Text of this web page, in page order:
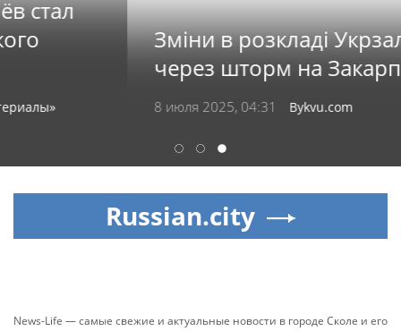
Зміни в розкладі Укрзалізниці
через шторм на Закарпатті
8 июля 2025, 04:31 Bykvu.com
1 2 3
Russian.city
News-Life — самые свежие и актуальные новости в городе Сколе и его